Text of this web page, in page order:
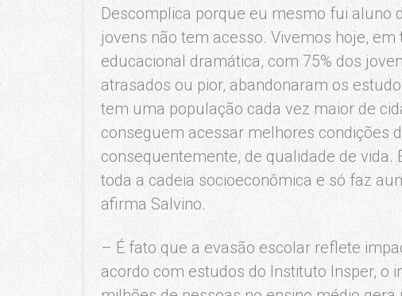
Descomplica porque eu mesmo fui aluno
jovens não tem acesso. Vivemos hoje,
educacional dramática, com 75% dos
atrasados ou pior, abandonaram os
tem uma população cada vez maior de
conseguem acessar melhores condições
consequentemente, de qualidade de
toda a cadeia socioeconômica e só faz
afirma Salvino.
– É fato que a evasão escolar reflete
acordo com estudos do Instituto Insper, o